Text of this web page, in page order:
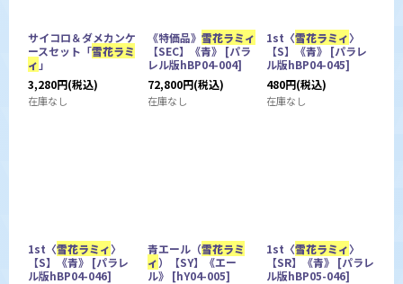
サイコロ＆ダメカンケ
ースセット「雪花ラミ
ィ 」
3,280円(税込)
在庫なし
《特価品》 雪花ラミィ
【SEC】《青》 [パラ
レル版hBP04-004]
72,800円(税込)
在庫なし
1st〈雪花ラミィ〉
【S】《青》 [パラレ
ル版hBP04-045]
480円(税込)
在庫なし
1st〈雪花ラミィ〉
【S】《青》 [パラレ
ル版hBP04-046]
青エール（雪花ラミ
ィ）【SY】《エー
ル》 [hY04-005]
1st〈雪花ラミィ〉
【SR】《青》 [パラレ
ル版hBP05-046]